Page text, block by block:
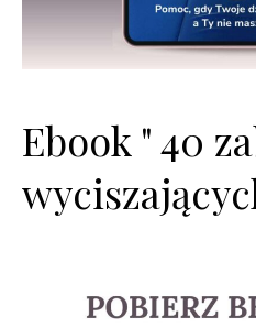
Ebook " 40